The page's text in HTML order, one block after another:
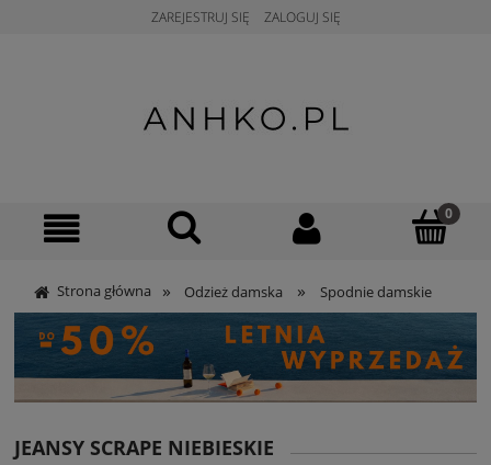
ZAREJESTRUJ SIĘ ZALOGUJ SIĘ
Strona główna » Odzież damska » Spodnie damskie
JEANSY SCRAPE NIEBIESKIE